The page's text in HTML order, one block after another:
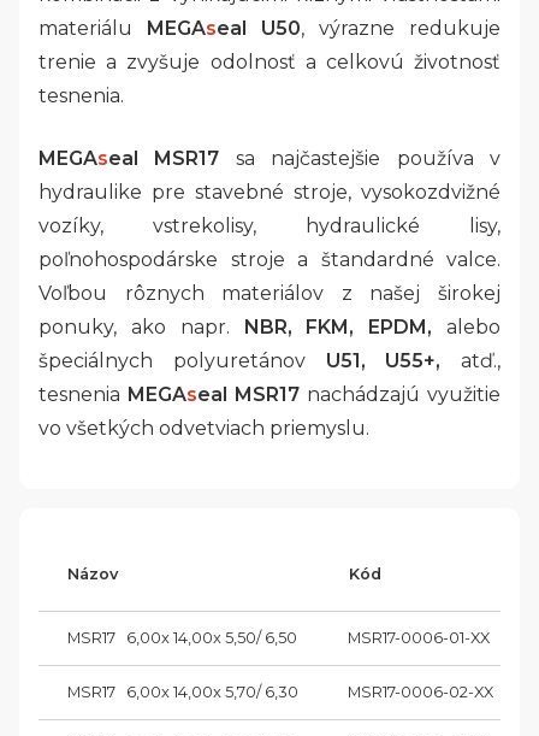
materiálu
MEGAseal U50, výrazne redukuje
trenie a zvyšuje odolnosť a celkovú životnosť
tesnenia.
MEGAseal MSR17 sa najčastejšie používa v
hydraulike pre stavebné stroje, vysokozdvižné
vozíky, vstrekolisy, hydraulické lisy,
poľnohospodárske stroje a štandardné valce.
Voľbou rôznych materiálov z našej širokej
ponuky, ako napr.
NBR, FKM, EPDM, alebo
špeciálnych polyuretánov U51, U55+, atď.,
tesnenia MEGAseal MSR17 nachádzajú využitie
vo všetkých odvetviach priemyslu.
Názov Kód
MSR17   6,00x 14,00x 5,50/ 6,50 MSR17-0006-01-XX
MSR17   6,00x 14,00x 5,70/ 6,30 MSR17-0006-02-XX